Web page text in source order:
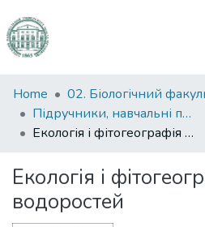
Communities
&
Collections
Statistics
Home
02. Біологічний
Підручники, навчальні посібники та інші науково- та навчально-методичні праці БФ
Екологія і фітогеографія водоростей
Екологія і
водоростей